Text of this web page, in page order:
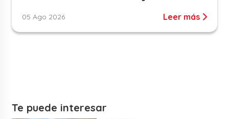
05 Ago 2026 Leer más
Te puede interesar